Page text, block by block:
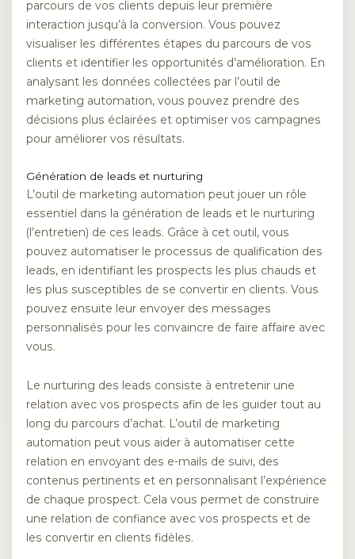
parcours de vos clients depuis leur première
interaction jusqu’à la conversion. Vous pouvez
visualiser les différentes étapes du parcours de vos
clients et identifier les opportunités d’amélioration. En
analysant les données collectées par l’outil de
marketing automation, vous pouvez prendre des
décisions plus éclairées et optimiser vos campagnes
pour améliorer vos résultats.
Génération de leads et nurturing
L’outil de marketing automation peut jouer un rôle
essentiel dans la génération de leads et le nurturing
(l’entretien) de ces leads. Grâce à cet outil, vous
pouvez automatiser le processus de qualification des
leads, en identifiant les prospects les plus chauds et
les plus susceptibles de se convertir en clients. Vous
pouvez ensuite leur envoyer des messages
personnalisés pour les convaincre de faire affaire avec
vous.
Le nurturing des leads consiste à entretenir une
relation avec vos prospects afin de les guider tout au
long du parcours d’achat. L’outil de marketing
automation peut vous aider à automatiser cette
relation en envoyant des e-mails de suivi, des
contenus pertinents et en personnalisant l’expérience
de chaque prospect. Cela vous permet de construire
une relation de confiance avec vos prospects et de
les convertir en clients fidèles.